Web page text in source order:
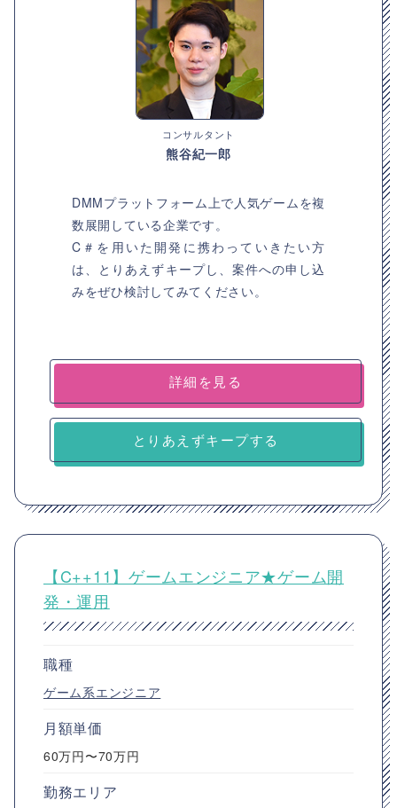
コンサルタント
熊谷紀一郎
DMMプラットフォーム上で人気ゲームを複
数展開している企業です。
C＃を用いた開発に携わっていきたい方
は、とりあえずキープし、案件への申し込
みをぜひ検討してみてください。
詳細を見る
とりあえずキープする
【C++11】ゲームエンジニア★ゲーム開
発・運用
職種
ゲーム系エンジニア
月額単価
60万円〜70万円
勤務エリア